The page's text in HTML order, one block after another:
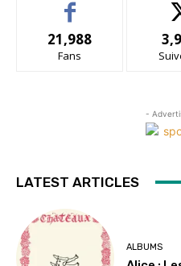
21,988
Fans
-
LATEST ARTICLES
ALBUMS